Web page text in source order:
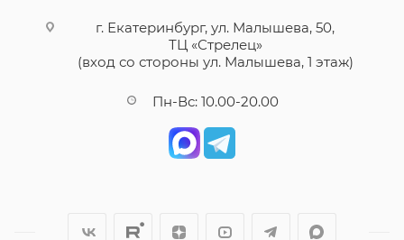
г. Екатеринбург, ул. Малышева, 50,
ТЦ «Стрелец»
(вход со стороны ул. Малышева, 1 этаж)
Пн-Вс: 10.00-20.00